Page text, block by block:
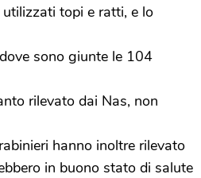
topi e ratti, e lo
sono giunte le 104
rilevato dai Nas, non
hanno inoltre rilevato
in buono stato di salute